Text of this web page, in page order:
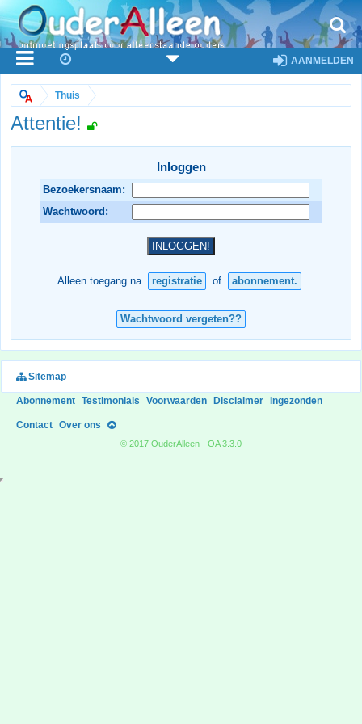
AANMELDEN
Thuis
Attentie!
Inloggen
Bezoekersnaam:
Wachtwoord:
Alleen toegang na registratie of abonnement.
Wachtwoord vergeten??
Sitemap
Abonnement Testimonials Voorwaarden Disclaimer Ingezonden
Contact Over ons
© 2017 OuderAlleen - OA 3.3.0